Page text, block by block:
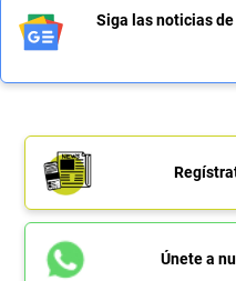
Siga las noticias de
Únete a